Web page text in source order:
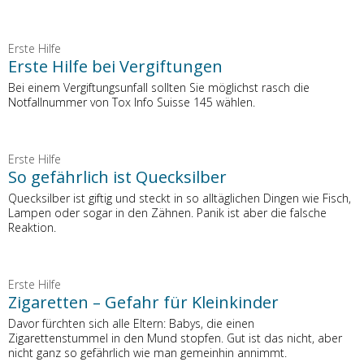
Erste Hilfe
Erste Hilfe bei Vergiftungen
Bei einem Vergiftungsunfall sollten Sie möglichst rasch die
Notfallnummer von Tox Info Suisse 145 wählen.
Erste Hilfe
So gefährlich ist Quecksilber
Quecksilber ist giftig und steckt in so alltäglichen Dingen wie Fisch,
Lampen oder sogar in den Zähnen. Panik ist aber die falsche
Reaktion.
Erste Hilfe
Zigaretten – Gefahr für Kleinkinder
Davor fürchten sich alle Eltern: Babys, die einen
Zigarettenstummel in den Mund stopfen. Gut ist das nicht, aber
nicht ganz so gefährlich wie man gemeinhin annimmt.